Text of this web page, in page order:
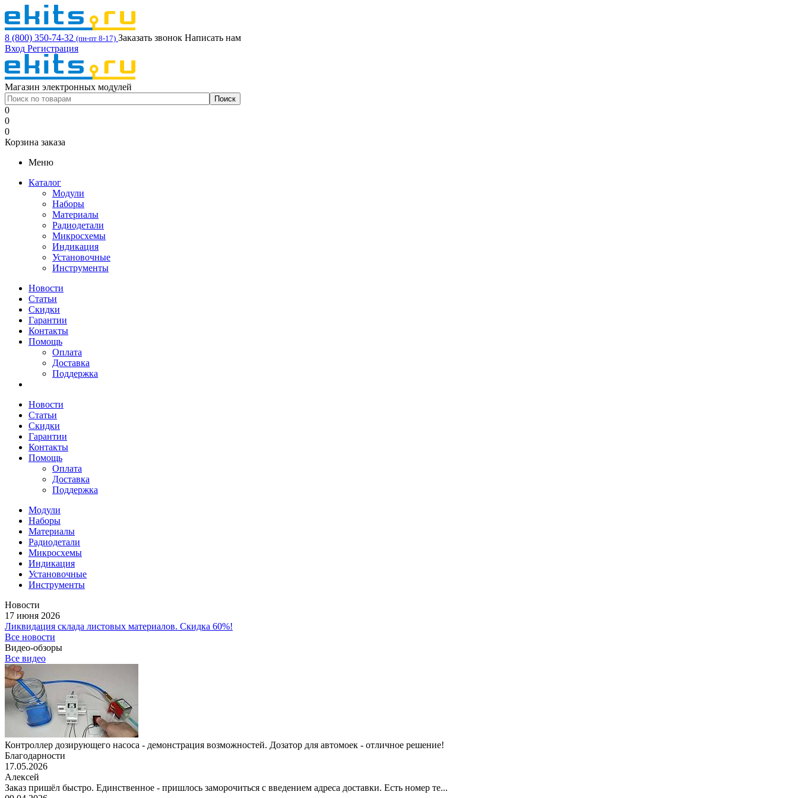
8 (800) 350-74-32 (пн-пт 8-17) Заказать звонок Написать нам
Вход Регистрация
Магазин электронных модулей
0
0
0
Корзина заказа
Меню
Каталог
Модули
Наборы
Материалы
Радиодетали
Микросхемы
Индикация
Установочные
Инструменты
Новости
Статьи
Скидки
Гарантии
Контакты
Помощь
Оплата
Доставка
Поддержка
Новости
Статьи
Скидки
Гарантии
Контакты
Помощь
Оплата
Доставка
Поддержка
Модули
Наборы
Материалы
Радиодетали
Микросхемы
Индикация
Установочные
Инструменты
Новости
17 июня 2026
Ликвидация склада листовых материалов. Скидка 60%!
Все новости
Видео-обзоры
Все видео
Контроллер дозирующего насоса - демонстрация возможностей. Дозатор для автомоек - отличное решение!
Благодарности
17.05.2026
Алексей
Заказ пришёл быстро. Единственное - пришлось заморочиться с введением адреса доставки. Есть номер те...